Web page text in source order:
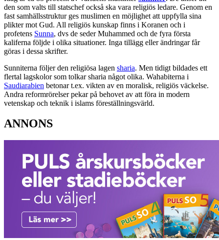
den som valts till statschef också ska vara religiös ledare. Genom en
fast samhällsstruktur ges muslimen en möjlighet att uppfylla sina
plikter mot Gud. All religiös kunskap finns i Koranen och i
profetens Sunna, dvs de seder Muhammed och de fyra första
kaliferna följde i olika situationer. Inga tillägg eller ändringar får
göras i dessa skrifter.
Sunniterna följer den religiösa lagen sharia. Men tidigt bildades ett
flertal lagskolor som tolkar sharia något olika. Wahabiterna i
Saudiarabien betonar t.ex. vikten av en moralisk, religiös väckelse.
Andra reformrörelser pekar på behovet av att föra in modern
vetenskap och teknik i islams föreställningsvärld.
ANNONS